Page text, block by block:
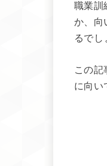
職業訓
か、向
るでし
この記
に向い